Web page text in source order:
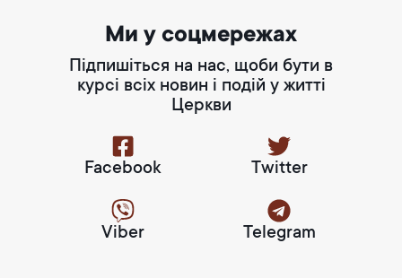
Ми у соцмережах
Підпишіться на нас, щоби бути в
курсі всіх новин і подій у житті
Церкви
Facebook Twitter
Viber Telegram